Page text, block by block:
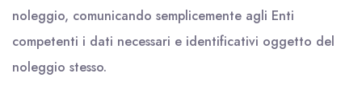
noleggio, comunicando semplicemente agli Enti
competenti i dati necessari e identificativi oggetto del
noleggio stesso.